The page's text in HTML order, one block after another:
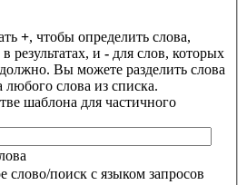
+, чтобы определить слова,
результатах, и - для слов, которых
Вы можете разделить слова
любого слова из списка.
шаблона для частичного
слово/поиск с языком запросов